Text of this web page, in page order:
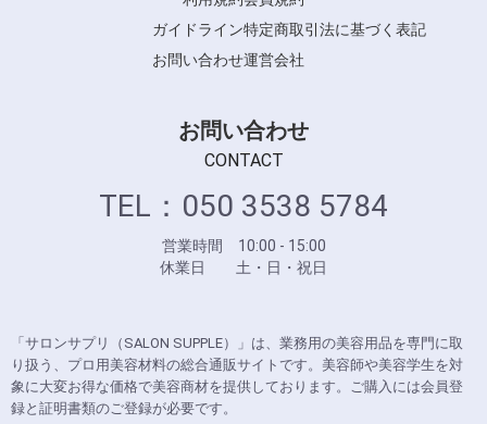
ガイドライン特定商取引法に基づく表記
お問い合わせ運営会社
お問い合わせ
CONTACT
TEL：050 3538 5784
営業時間 10:00 - 15:00
休業日 土・日・祝日
「サロンサプリ（SALON SUPPLE）」は、業務用の美容用品を専門に取
り扱う、プロ用美容材料の総合通販サイトです。美容師や美容学生を対
象に大変お得な価格で美容商材を提供しております。ご購入には会員登
録と証明書類のご登録が必要です。